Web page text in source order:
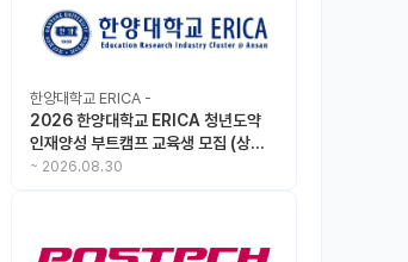
한양대학교 ERICA -
2026 한양대학교 ERICA 청년도약
인재양성 부트캠프 교육생 모집 (상시
모집 중, 1차 마감 : ~8.30)
~ 2026.08.30